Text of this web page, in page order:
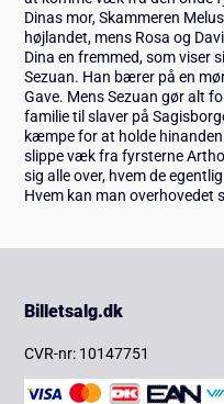
Dinas mor, Skammeren
højlandet, mens Rosa og
Dina en fremmed, som viser
Sezuan. Han bærer på en
Gave. Mens Sezuan gør alt
familie til slaver på
kæmpe for at holde
slippe væk fra fyrsterne
sig alle over, hvem de
Hvem kan man overhovedet
Billetsalg.dk
CVR-nr: 10147751